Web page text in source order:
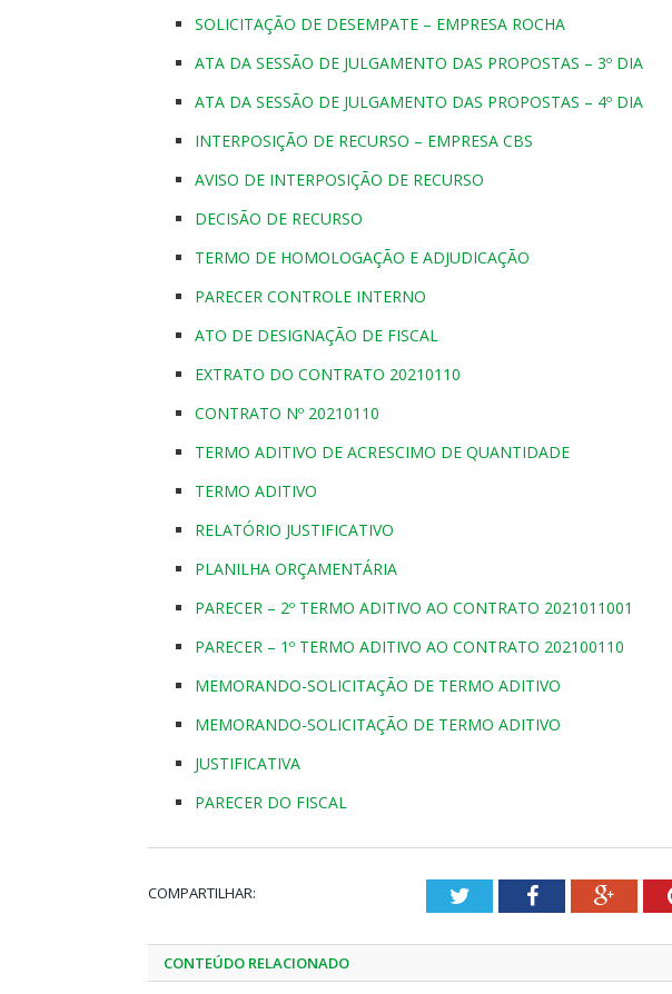
SOLICITAÇÃO DE DESEMPATE – EMPRESA ROCHA
ATA DA SESSÃO DE JULGAMENTO DAS PROPOSTAS – 3º DIA
ATA DA SESSÃO DE JULGAMENTO DAS PROPOSTAS – 4º DIA
INTERPOSIÇÃO DE RECURSO – EMPRESA CBS
AVISO DE INTERPOSIÇÃO DE RECURSO
DECISÃO DE RECURSO
TERMO DE HOMOLOGAÇÃO E ADJUDICAÇÃO
PARECER CONTROLE INTERNO
ATO DE DESIGNAÇÃO DE FISCAL
EXTRATO DO CONTRATO 20210110
CONTRATO Nº 20210110
TERMO ADITIVO DE ACRESCIMO DE QUANTIDADE
TERMO ADITIVO
RELATÓRIO JUSTIFICATIVO
PLANILHA ORÇAMENTÁRIA
PARECER – 2º TERMO ADITIVO AO CONTRATO 2021011001
PARECER – 1º TERMO ADITIVO AO CONTRATO 202100110
MEMORANDO-SOLICITAÇÃO DE TERMO ADITIVO
MEMORANDO-SOLICITAÇÃO DE TERMO ADITIVO
JUSTIFICATIVA
PARECER DO FISCAL
COMPARTILHAR: TwitterFacebook
CONTEÚDO RELACIONADO